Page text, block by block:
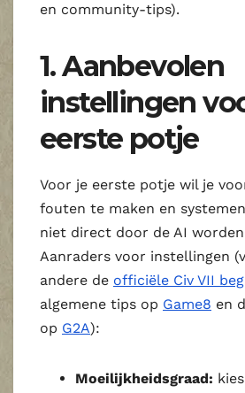
en community‑tips).
1. Aanbevolen
instellingen
eerste potje
Voor je eerste potje wil je
fouten te maken en
niet direct door de AI worden
Aanraders voor instellingen
andere de officiële Civ VII
algemene tips op Game8 en
op G2A):
Moeilijkheidsgraad: